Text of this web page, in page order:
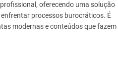
oferecendo uma solução
processos burocráticos. É
modernas e conteúdos que fazem